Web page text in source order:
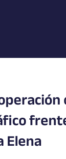
Elena